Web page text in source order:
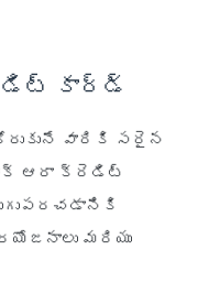
కార్డ్
వారికి సరైన
ఆరా క్రెడిట్
మరియు